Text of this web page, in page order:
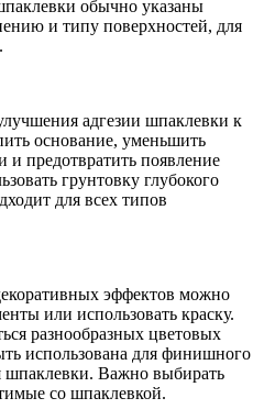
обычно указаны
и типу поверхностей, для
адгезии шпаклевки к
основание, уменьшить
и предотвратить появление
грунтовку глубокого
для всех типов
эффектов можно
или использовать краску.
разнообразных цветовых
использована для финишного
Важно выбирать
со шпаклевкой.